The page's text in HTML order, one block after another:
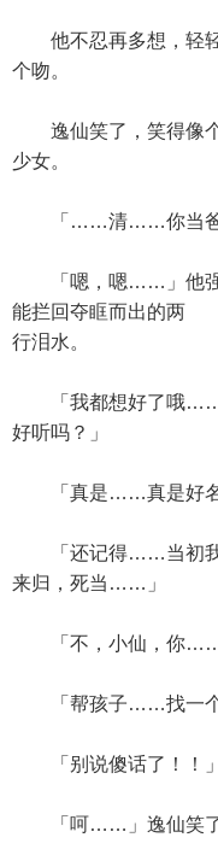
他不忍再多想，轻轻
个吻。
逸仙笑了，笑得像个
少女。
「……清……你当爸
「嗯，嗯……」他强
能拦回夺眶而出的两
行泪水。
「我都想好了哦……
好听吗？」
「真是……真是好名
「还记得……当初我
来归，死当……」
「不，小仙，你……
「帮孩子……找一
「别说傻话了！！」
「呵……」逸仙笑了